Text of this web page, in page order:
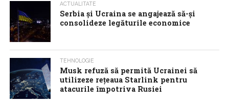
ACTUALITATE
Serbia şi Ucraina se angajează să-şi
consolideze legăturile economice
TEHNOLOGIE
Musk refuză să permită Ucrainei să
utilizeze reţeaua Starlink pentru
atacurile împotriva Rusiei